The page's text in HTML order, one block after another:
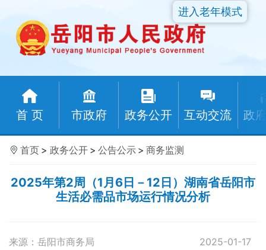
首 页 市政府 政务公开 互动交流 政
进入老年模式
首页 > 政务公开 > 公告公示 > 商务监测
2025年第2周（1月6日－12日）湖南省岳阳市
生活必需品市场运行情况分析
来源：岳阳市商务局 2025-01-17